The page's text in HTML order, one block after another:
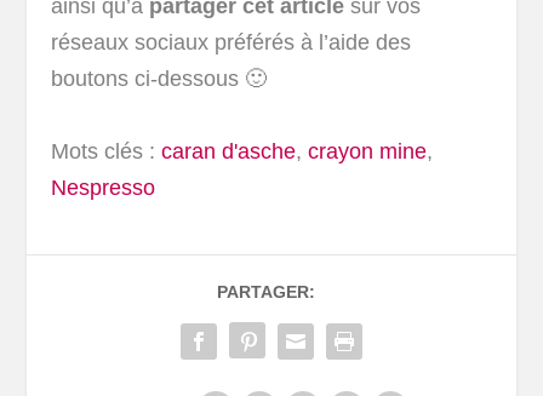
ainsi qu’à partager cet article sur vos
réseaux sociaux préférés à l’aide des
boutons ci-dessous 🙂
Mots clés : caran d'asche,crayon mine,
Nespresso
PARTAGER: